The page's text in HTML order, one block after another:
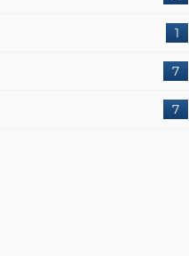
1
7
7